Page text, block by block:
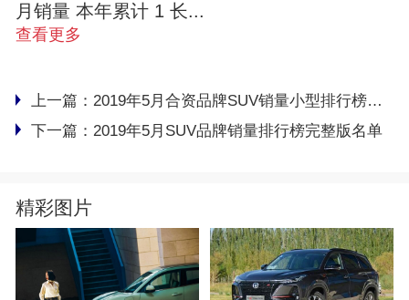
月销量 本年累计 1 长...
查看更多
上一篇： 2019年5月合资品牌SUV销量小型排行榜完整版名单
下一篇： 2019年5月SUV品牌销量排行榜完整版名单
精彩图片